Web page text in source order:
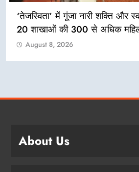
बाढ़ प्रभावित क्षेत्रों का रविवार को
सम्मेलन के राष्ट्रीय व प्रांतीय
के नेतृत्व में टीयोक, आमगुड़ी,
About Us